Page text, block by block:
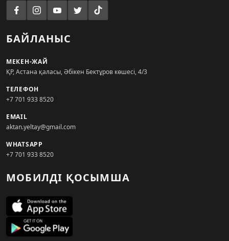
БАЙЛАНЫС
МЕКЕН-ЖАЙ
ҚР, Астана қаласы, Әбікен Бектұров көшесі, 4/3
ТЕЛЕФОН
+7 701 933 8520
EMAIL
aktan.yeltay@gmail.com
WHATSAPP
+7 701 933 8520
МОБИЛДІ ҚОСЫМША